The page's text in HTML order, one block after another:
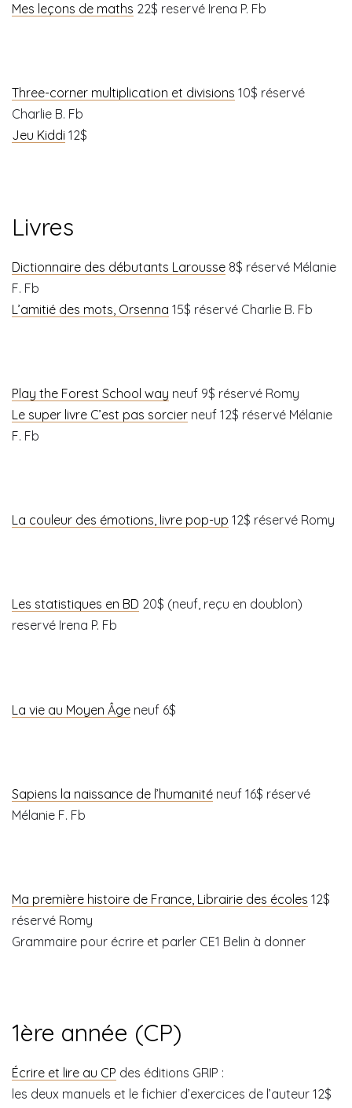
Mes leçons de maths 22$ reservé Irena P. Fb
Three-corner multiplication et divisions 10$ réservé
Charlie B. Fb
Jeu Kiddi 12$
Livres
Dictionnaire des débutants Larousse 8$ réservé Mélanie
F. Fb
L’amitié des mots, Orsenna 15$ réservé Charlie B. Fb
Play the Forest School way neuf 9$ réservé Romy
Le super livre C’est pas sorcier neuf 12$ réservé Mélanie
F. Fb
La couleur des émotions, livre pop-up 12$ réservé Romy
Les statistiques en BD 20$ (neuf, reçu en doublon)
reservé Irena P. Fb
La vie au Moyen Âge neuf 6$
Sapiens la naissance de l’humanité neuf 16$ réservé
Mélanie F. Fb
Ma première histoire de France, Librairie des écoles 12$
réservé Romy
Grammaire pour écrire et parler CE1 Belin à donner
1ère année (CP)
Écrire et lire au CP des éditions GRIP :
les deux manuels et le fichier d’exercices de l’auteur 12$